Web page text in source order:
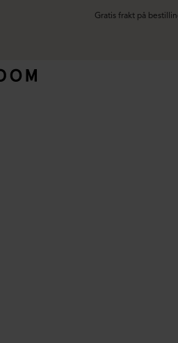
Gratis frakt på